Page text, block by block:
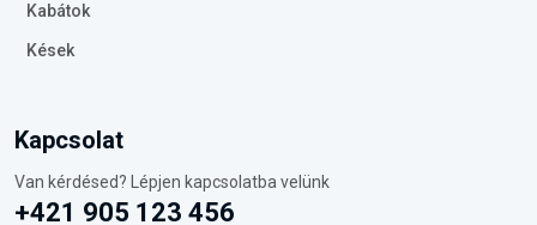
Kabátok
Kések
Kapcsolat
Van kérdésed? Lépjen kapcsolatba velünk
+421 905 123 456